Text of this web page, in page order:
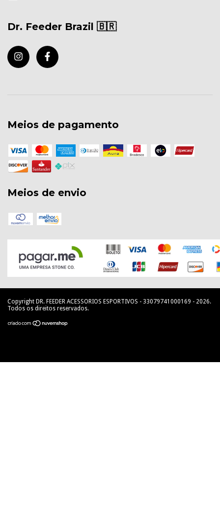
Dr. Feeder Brazil 🇧🇷
Meios de pagamento
Meios de envio
Copyright DR. FEEDER ACESSORIOS ESPORTIVOS - 33079741000169 - 2026.
Todos os direitos reservados.